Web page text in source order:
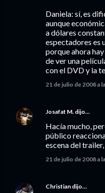
Daniela: sí, es
aunque
a dólares
espectadores es
porque ahora
de ver una
con el DVD y la
21 de julio de 2008 a
Josafat M. dijo…
Hacía mucho,
público
escena del
21 de julio de 2008 a
Christian dijo…